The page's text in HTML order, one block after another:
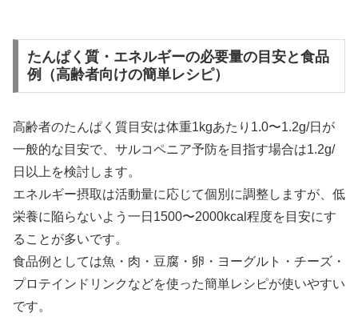
たんぱく質・エネルギーの必要量の目安と食品
例（高齢者向けの簡単レシピ）
高齢者のたんぱく質目安は体重1kgあたり1.0〜1.2g/日が
一般的な目安で、サルコペニア予防を目指す場合は1.2g/
日以上を検討します。
エネルギー摂取は活動量に応じて個別に調整しますが、低
栄養に陥らないよう一日1500〜2000kcal程度を目安にす
ることが多いです。
食品例としては魚・肉・豆腐・卵・ヨーグルト・チーズ・
プロテインドリンクなどを使った簡単レシピが使いやすい
です。